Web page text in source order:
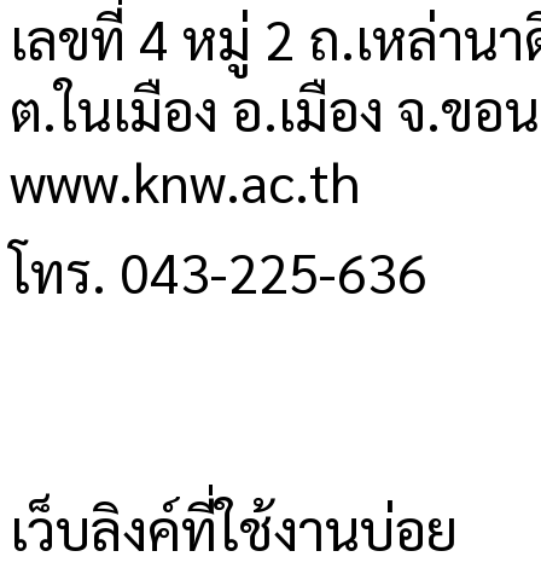
เลขที่ 4 หมู่ 2 ถ.เหล่าน
ต.ในเมือง อ.เมือง จ.ขอ
www.knw.ac.th
โทร. 043-225-636
เว็บลิงค์ที่ใช้งานบ่อย